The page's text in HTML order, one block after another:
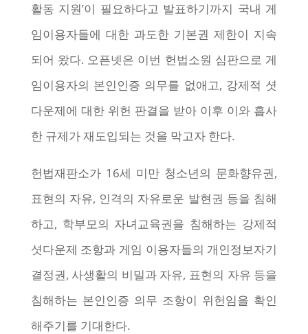
활동 지원’이 필요하다고 발표하기까지 국내 게
임이용자들에 대한 과도한 기본권 제한이 지속
되어 왔다. 오픈넷은 이번 헌법소원 심판으로 게
임이용자의 본인인증 의무를 없애고, 강제적 셧
다운제에 대한 위헌 판결을 받아 이후 이와 흡사
한 규제가 재도입되는 것을 막고자 한다.
헌법재판소가 16세 미만 청소년의 문화향유권,
표현의 자유, 인격의 자유로운 발현권 등을 침해
하고, 학부모의 자녀교육권을 침해하는 강제적
셧다운제 조항과 게임 이용자들의 개인정보자기
결정권, 사생활의 비밀과 자유, 표현의 자유 등을
침해하는 본인인증 의무 조항이 위헌임을 확인
해주기를 기대한다.